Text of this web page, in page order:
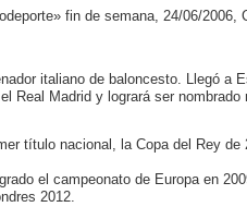
fin de semana, 24/06/2006,
italiano de baloncesto. Llegó a
Real Madrid y logrará ser nombrado
título nacional, la Copa del Rey de
el campeonato de Europa en
2012.